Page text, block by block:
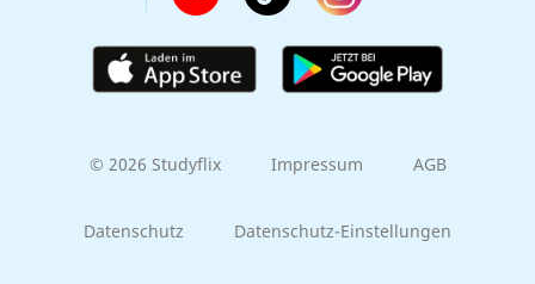
© 2026 Studyflix Impressum AGB
Datenschutz Datenschutz-Einstellungen